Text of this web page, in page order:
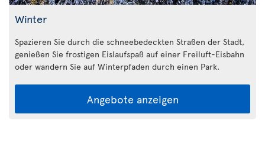
Winter
Spazieren Sie durch die schneebedeckten Straßen der Stadt,
genießen Sie frostigen Eislaufspaß auf einer Freiluft-Eisbahn
oder wandern Sie auf Winterpfaden durch einen Park.
Angebote anzeigen